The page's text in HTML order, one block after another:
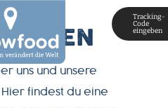
Tracking-
Code
eingeben
uns und unsere
findest du eine